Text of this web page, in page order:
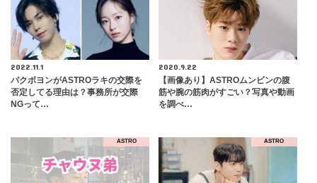
2022.11.1
パクボヨンがASTROラキの交際を
否定してる理由は？事務所が交際
NGって…
2020.9.22
【画像あり】ASTROムンビンの腹
筋や腕の筋肉がすごい？写真や動画
を調べ…
ASTRO ASTRO